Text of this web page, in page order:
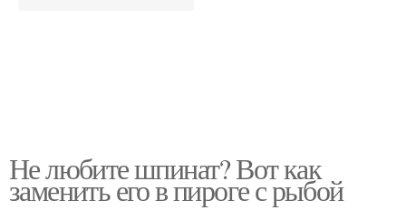
Не любите шпинат? Вот как
заменить его в пироге с рыбой